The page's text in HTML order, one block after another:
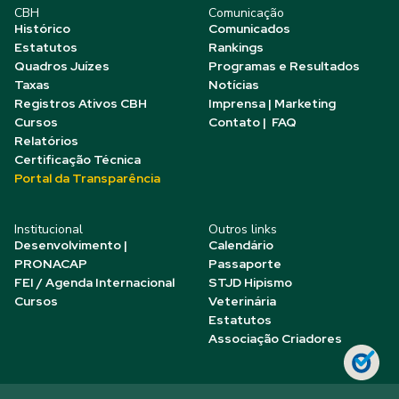
CBH
Histórico
Estatutos
Quadros Juízes
Taxas
Registros Ativos CBH
Cursos
Relatórios
Certificação Técnica
Portal da Transparência
Comunicação
Comunicados
Rankings
Programas e Resultados
Notícias
Imprensa | Marketing
Contato | FAQ
Institucional
Desenvolvimento |
PRONACAP
FEI / Agenda Internacional
Cursos
Outros links
Calendário
Passaporte
STJD Hipismo
Veterinária
Estatutos
Associação Criadores